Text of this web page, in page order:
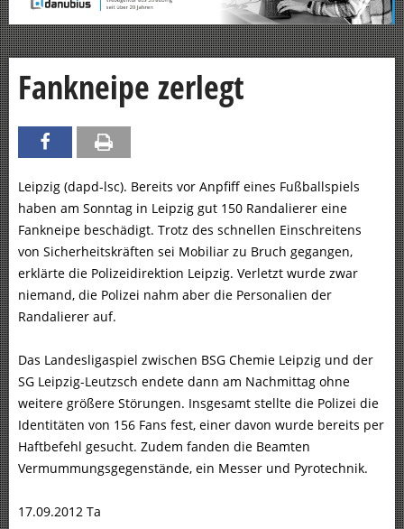
Fankneipe zerlegt
Leipzig (dapd-lsc). Bereits vor Anpfiff eines Fußballspiels
haben am Sonntag in Leipzig gut 150 Randalierer eine
Fankneipe beschädigt. Trotz des schnellen Einschreitens
von Sicherheitskräften sei Mobiliar zu Bruch gegangen,
erklärte die Polizeidirektion Leipzig. Verletzt wurde zwar
niemand, die Polizei nahm aber die Personalien der
Randalierer auf.
Das Landesligaspiel zwischen BSG Chemie Leipzig und der
SG Leipzig-Leutzsch endete dann am Nachmittag ohne
weitere größere Störungen. Insgesamt stellte die Polizei die
Identitäten von 156 Fans fest, einer davon wurde bereits per
Haftbefehl gesucht. Zudem fanden die Beamten
Vermummungsgegenstände, ein Messer und Pyrotechnik.
17.09.2012 Ta